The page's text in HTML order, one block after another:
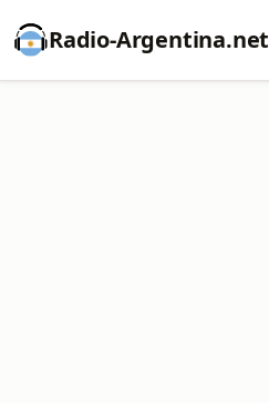
Radio-Argentina.net